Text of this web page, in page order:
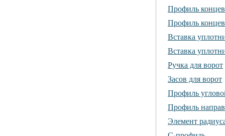
Профиль
Профиль
Вставка
Вставка
Ручка для ворот
Засов для ворот
Профиль
Профиль
Элемент